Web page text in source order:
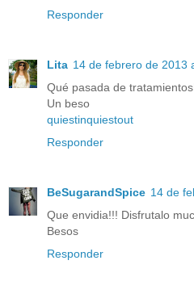
Responder
Lita 14 de febrero de 2013
Qué pasada de
Un beso
quiestinquiestout
Responder
BeSugarandSpice 14 de
Que envidia!!! Disfrutalo
Besos
Responder